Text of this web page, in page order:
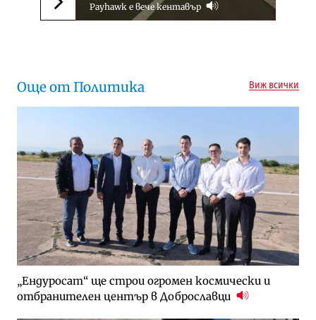
Следваща новина
Payhawk е вече кентавър
Още от Политика Виж всички
„Ендуросат“ ще строи огромен космически и
отбранителен център в Доброславци